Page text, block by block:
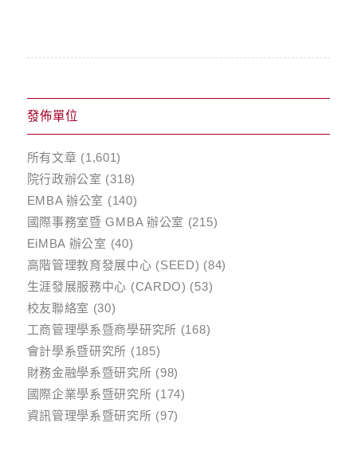
發佈單位
所有文章 (1,601)
院行政辦公室 (318)
EMBA 辦公室 (140)
國際事務室暨 GMBA 辦公室 (215)
EiMBA 辦公室 (40)
高階管理教育發展中心 (SEED) (84)
生涯發展服務中心 (CARDO) (53)
校友聯絡室 (30)
工商管理學系暨商學研究所 (168)
會計學系暨研究所 (185)
財務金融學系暨研究所 (98)
國際企業學系暨研究所 (174)
資訊管理學系暨研究所 (97)